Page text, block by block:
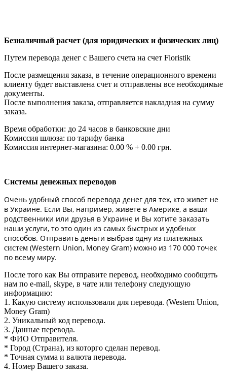
Безналичный расчет (для юридических и физических лиц)
Путем перевода денег с Вашего счета на счет Floristik
После размещения заказа, в течение операционного времени
клиенту будет выставлена счет и отправлены все необходимые
документы.
После выполнения заказа, отправляется накладная на сумму
заказа.
Время обработки: до 24 часов в банковские дни
Комиссия шлюза: по тарифу банка
Комиссия интернет-магазина: 0.00 % + 0.00 грн.
Системы денежных переводов
Очень удобный способ перевода денег для тех, кто живет не
в Украине. Если Вы, например, живете в Америке, а ваши
родственники или друзья в Украине и Вы хотите заказать
наши услуги, то это один из самых быстрых и удобных
способов. Отправить деньги выбрав одну из платежных
систем (Western Union, Money Gram) можно из 170 000 точек
по всему миру.
После того как Вы отправите перевод, необходимо сообщить
нам по e-mail, skype, в чате или телефону следующую
информацию:
1. Какую систему использовали для перевода. (Western Union,
Money Gram)
2. Уникальный код перевода.
3. Данные перевода.
* ФИО Отправителя.
* Город (Страна), из которго сделан перевод.
* Точная сумма и валюта перевода.
4. Номер Вашего заказа.